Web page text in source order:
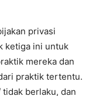
privasi
ketiga ini untuk
mereka dan
praktik tertentu.
berlaku, dan